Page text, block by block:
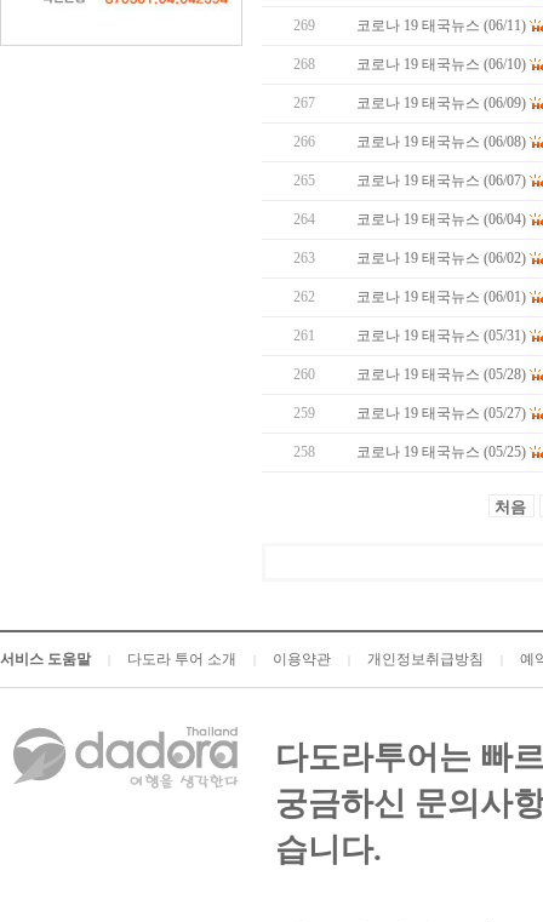
269 코로나 19 태국뉴스 (06/11)
268 코로나 19 태국뉴스 (06/10)
267 코로나 19 태국뉴스 (06/09)
266 코로나 19 태국뉴스 (06/08)
265 코로나 19 태국뉴스 (06/07)
264 코로나 19 태국뉴스 (06/04)
263 코로나 19 태국뉴스 (06/02)
262 코로나 19 태국뉴스 (06/01)
261 코로나 19 태국뉴스 (05/31)
260 코로나 19 태국뉴스 (05/28)
259 코로나 19 태국뉴스 (05/27)
258 코로나 19 태국뉴스 (05/25)
처음
서비스 도움말 다도라 투어 소개 이용약관 개인정보취급방침 예
다도라투어는 빠
궁금하신 문의사
습니다.